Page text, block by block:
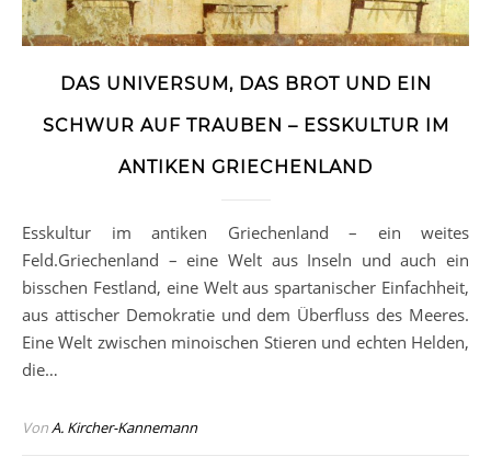
DAS UNIVERSUM, DAS BROT UND EIN
SCHWUR AUF TRAUBEN – ESSKULTUR IM
ANTIKEN GRIECHENLAND
Esskultur im antiken Griechenland – ein weites
Feld.Griechenland – eine Welt aus Inseln und auch ein
bisschen Festland, eine Welt aus spartanischer Einfachheit,
aus attischer Demokratie und dem Überfluss des Meeres.
Eine Welt zwischen minoischen Stieren und echten Helden,
die…
VonA. Kircher-Kannemann